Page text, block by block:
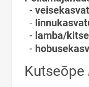
-
-
- lamba/
-
Kutseõpe